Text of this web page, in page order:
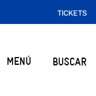
TICKETS
MENÚ BUSCAR